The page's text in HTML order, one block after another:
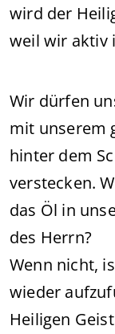
wird der
weil wir aktiv
Wir dürfen
mit unserem
hinter dem
verstecken.
das Öl in
des Herrn?
Wenn nicht,
wieder
Heiligen